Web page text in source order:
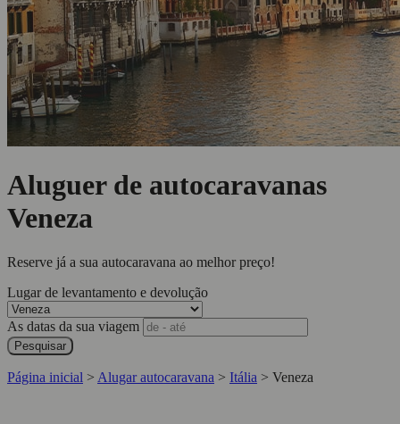
Aluguer de autocaravanas
Veneza
Reserve já a sua autocaravana ao melhor preço!
Lugar de levantamento e devolução
As datas da sua viagem
Pesquisar
Página inicial > Alugar autocaravana > Itália > Veneza